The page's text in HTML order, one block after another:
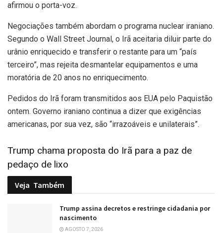
afirmou o porta-voz.
Negociações também abordam o programa nuclear iraniano.
Segundo o Wall Street Journal, o Irã aceitaria diluir parte do
urânio enriquecido e transferir o restante para um “país
terceiro”, mas rejeita desmantelar equipamentos e uma
moratória de 20 anos no enriquecimento.
Pedidos do Irã foram transmitidos aos EUA pelo Paquistão
ontem. Governo iraniano continua a dizer que exigências
americanas, por sua vez, são “irrazoáveis e unilaterais”.
Trump chama proposta do Irã para a paz de
pedaço de lixo
Veja Também
Trump assina decretos e restringe cidadania por
nascimento
AGOSTO 7, 2026